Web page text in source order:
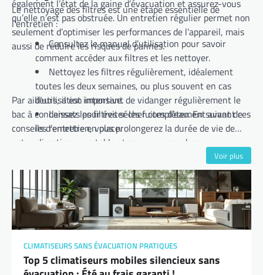
également l’état de la gaine d’évacuation et assurez-vous
qu’elle n’est pas obstruée. Un entretien régulier permet non
seulement d’optimiser les performances de l’appareil, mais
aussi de réduire les risques de pannes.
Le nettoyage des filtres est une étape essentielle de
l’entretien :
Consultez le manuel d’utilisation pour savoir
comment accéder aux filtres et les nettoyer.
Nettoyez les filtres régulièrement, idéalement
toutes les deux semaines, ou plus souvent en cas
d’utilisation intensive.
Laissez les filtres sécher complètement avant de
les remettre en place.
Par ailleurs, il est important de vidanger régulièrement le
bac à condensats pour éviter les fuites d’eau. En suivant ces
conseils d’entretien, vous prolongerez la durée de vie de
votre climatiseur portable et assurerez son bon
Voir plus
CLIMATISEURS SANS ÉVACUATION PRATIQUES
Top 5 climatiseurs mobiles silencieux sans